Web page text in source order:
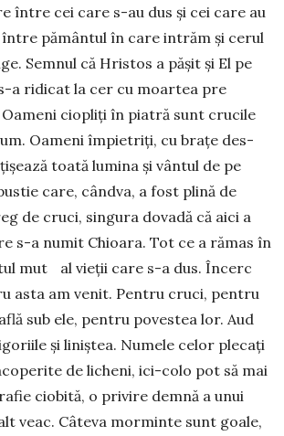
între cei care s-au dus și cei care au
pământul în care in­trăm și cerul
Semnul că Hristos a pășit și El pe
a ridicat la cer cu moartea pre
ciopliți în piatră sunt crucile
Oameni împietriți, cu brațe des­
toată lumina și vântul de pe
care, cândva, a fost plină de
de cruci, singura dovadă că aici a
s-a numit Chioara. Tot ce a rămas în
mut al vieții care s-a dus. Încerc
asta am venit. Pentru cruci, pentru
sub ele, pentru povestea lor. Aud
și liniștea. Numele celor plecați
de licheni, ici-colo pot să mai
ciobită, o privire demnă a unui
veac. Câteva morminte sunt goale,